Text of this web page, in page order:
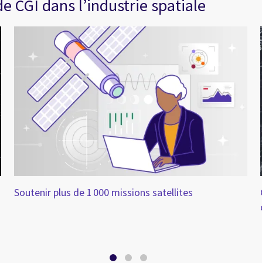
CGI dans l’industrie spatiale
Soutenir plus de 1 000 missions satellites